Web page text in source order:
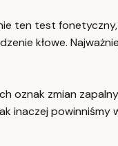
ten test
kłowe.
oznak zmian
inaczej